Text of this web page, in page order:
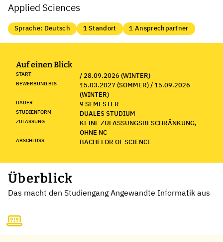
Applied Sciences
Sprache: Deutsch 1 Standort 1 Ansprechpartner
Auf einen Blick
START / 28.09.2026 (WINTER)
BEWERBUNG BIS
15.03.2027 (SOMMER) / 15.09.2026
(WINTER)
DAUER 9 SEMESTER
STUDIENFORM DUALES STUDIUM
ZULASSUNG
KEINE ZULASSUNGSBESCHRÄNKUNG,
OHNE NC
ABSCHLUSS BACHELOR OF SCIENCE
Überblick
Das macht den Studiengang Angewandte Informatik aus